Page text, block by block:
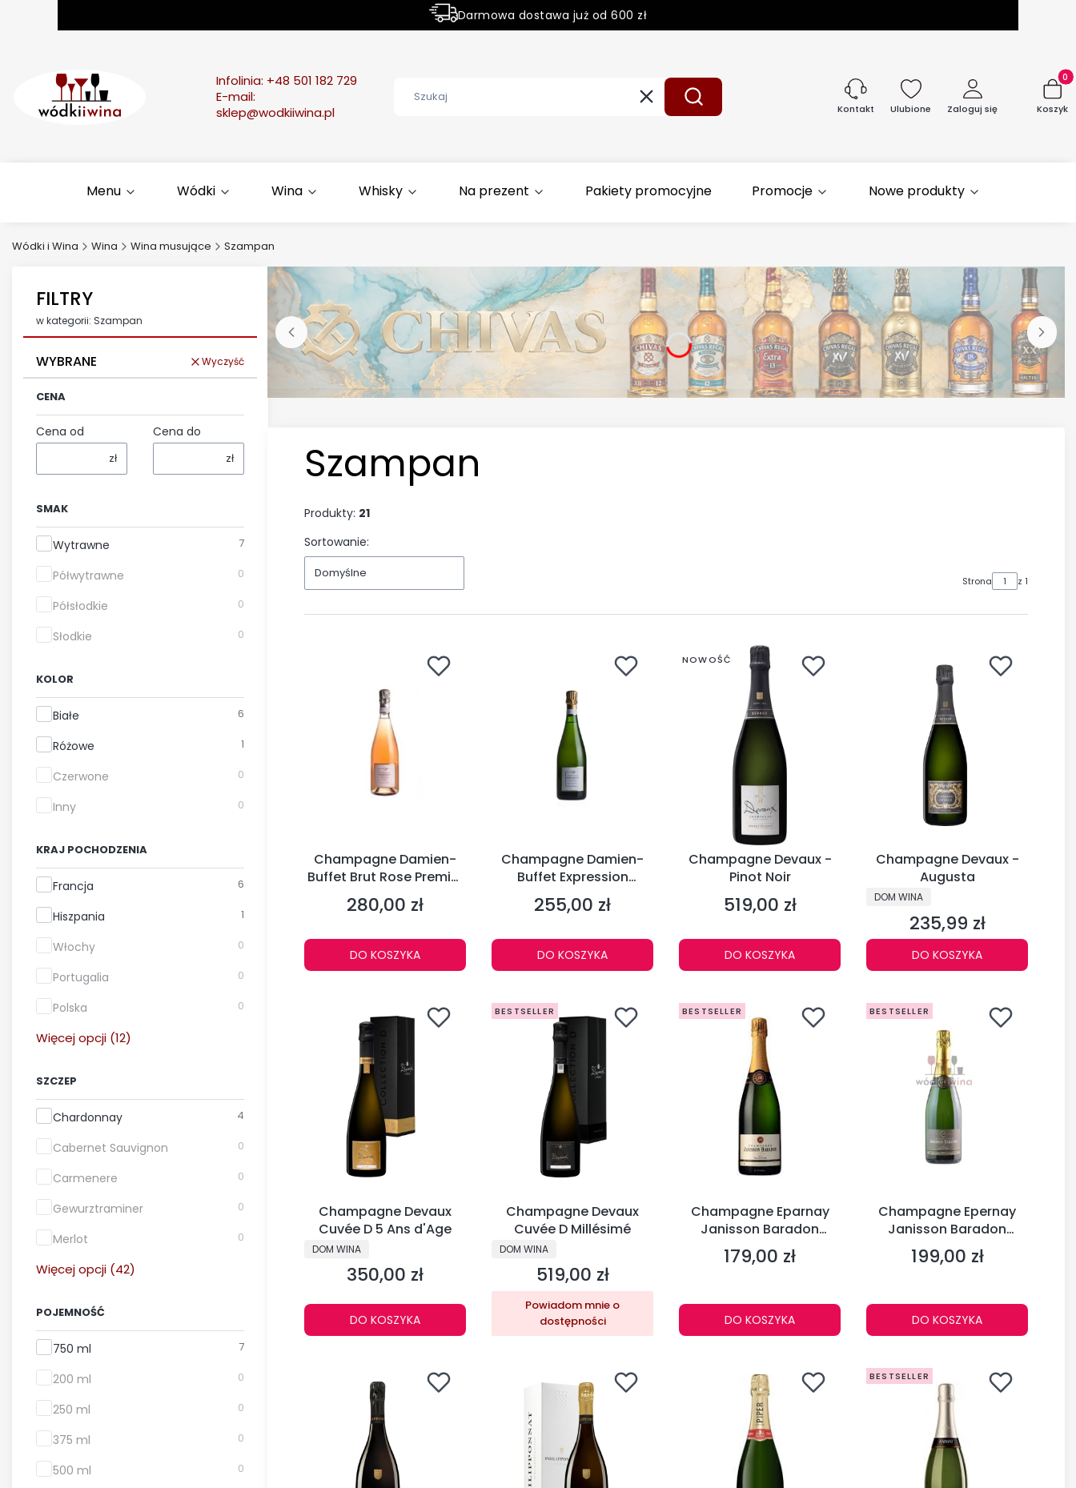
Darmowa dostawa już od 600 zł
Infolinia: +48 501 182 729
E-mail:
sklep@wodkiiwina.pl
WyczyśćSzukaj Kontakt Ulubione Zaloguj się Koszyk
Menu Wódki Wina Whisky Na prezent Pakiety promocyjne Promocje Nowe produkty
Wódki i Wina Wina Wina musujące Szampan
FILTRY
w kategorii: Szampan
WYBRANE Wyczyść
CENA
Cena od
zł
Cena do
zł
SMAK
Smak
Wytrawne 7
Półwytrawne 0
Półsłodkie 0
Słodkie 0
KOLOR
KolorBiałe 6
Różowe 1
Czerwone 0
Inny 0
KRAJ POCHODZENIA
Kraj pochodzenia
Francja 6
Hiszpania 1
Włochy 0
Portugalia 0
Polska 0
Więcej opcji (12)
SZCZEP
Szczep
Chardonnay 4
Cabernet Sauvignon 0
Carmenere 0
Gewurztraminer 0
Merlot 0
Więcej opcji (42)
POJEMNOŚĆ
Pojemność
750 ml 7
200 ml 0
250 ml 0
375 ml 0
500 ml 0
Szampan
Produkty: 21
Sortowanie:
Domyślne
Strona z 1
Champagne Damien-
Buffet Brut Rose Premier
Cru 0,75l 12,5%
Cena
280,00 zł
DO KOSZYKA
Champagne Damien-
Buffet Expression
Champagne Premier Cru
Aoc Blanc 0,75l 12,5%
Cena
255,00 zł
DO KOSZYKA
NOWOŚĆ
Champagne Devaux -
Pinot Noir
Cena
519,00 zł
DO KOSZYKA
Champagne Devaux -
Augusta
PRODUCENT
DOM WINA
Cena
235,99 zł
DO KOSZYKA
Champagne Devaux
Cuvée D 5 Ans d'Age
PRODUCENT
DOM WINA
Cena
350,00 zł
DO KOSZYKA
BESTSELLER
Champagne Devaux
Cuvée D Millésimé
PRODUCENT
DOM WINA
Cena
519,00 zł
Powiadom mnie o
dostępności
BESTSELLER
Champagne Eparnay
Janisson Baradon
Tradition Brut 12% 0,75 l
Cena
179,00 zł
DO KOSZYKA
BESTSELLER
Champagne Epernay
Janisson Baradon
Selection Brut 12% 0,75l
Cena
199,00 zł
DO KOSZYKA
BESTSELLER